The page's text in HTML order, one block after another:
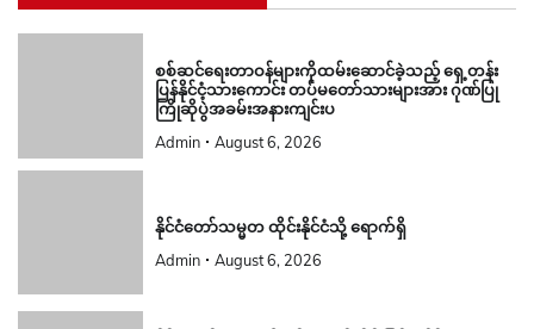
စစ်ဆင်ရေးတာဝန်များကိုထမ်းဆောင်ခဲ့သည့် ရှေ့တန်း
ပြန်နိုင်ငံ့သားကောင်း တပ်မတော်သားများအား ဂုဏ်ပြု
ကြိုဆိုပွဲအခမ်းအနားကျင်းပ
Admin August 6, 2026
နိုင်ငံတော်သမ္မတ ထိုင်းနိုင်ငံသို့ ရောက်ရှိ
Admin August 6, 2026